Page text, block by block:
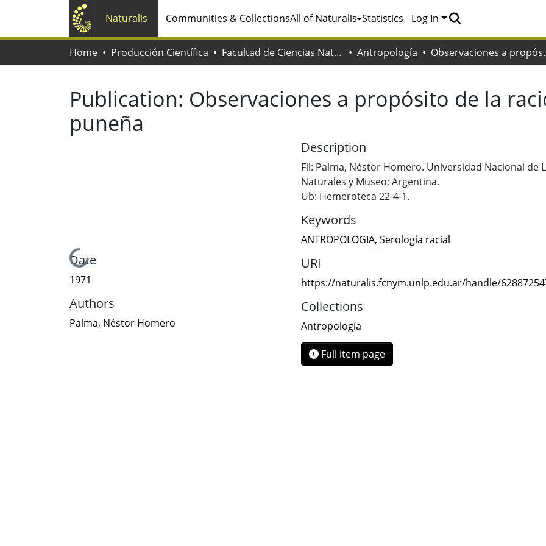
Naturalis Communities & CollectionsAll of Naturalis Statistics Log In
Home Producción Científica Facultad de Ciencias Naturales y Museo Antropología
Publication: Observaciones a propósito de la
puneña
Loading...
Date
1971
Authors
Palma, Néstor Homero
Description
Fil: Palma, Néstor Homero. Universidad Nacional de
Naturales y Museo; Argentina.
Ub: Hemeroteca 22-4-1.
Keywords
ANTROPOLOGIA, Serología racial
URI
https://naturalis.fcnym.unlp.edu.ar/handle/
Collections
Antropología
Full item page